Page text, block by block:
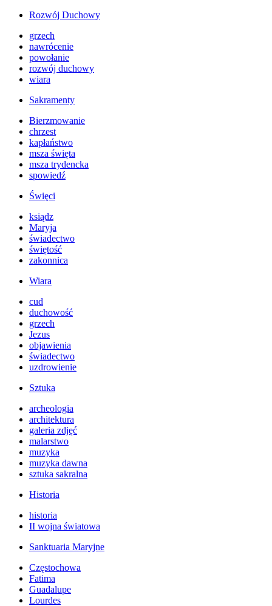
Rozwój Duchowy
grzech
nawrócenie
powołanie
rozwój duchowy
wiara
Sakramenty
Bierzmowanie
chrzest
kapłaństwo
msza święta
msza trydencka
spowiedź
Święci
ksiądz
Maryja
świadectwo
świętość
zakonnica
Wiara
cud
duchowość
grzech
Jezus
objawienia
świadectwo
uzdrowienie
Sztuka
archeologia
architektura
galeria zdjęć
malarstwo
muzyka
muzyka dawna
sztuka sakralna
Historia
historia
II wojna światowa
Sanktuaria Maryjne
Częstochowa
Fatima
Guadalupe
Lourdes